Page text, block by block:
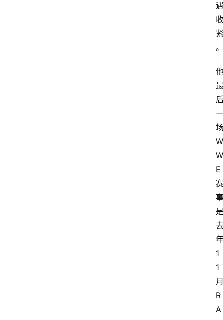
遇
收
紧
。
他
最
后
一
场
W
W
E
赛
事
是
去
年
1
1
R
A